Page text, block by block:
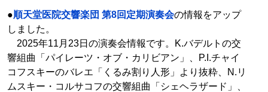
●順天堂医院交響楽団 第8回定期演奏会の情報をアップ
しました。
2025年11月23日の演奏会情報です。K.バデルトの交
響組曲「パイレーツ・オブ・カリビアン」、P.I.チャイ
コフスキーのバレエ「くるみ割り人形」より抜粋、N.リ
ムスキー・コルサコフの交響組曲「シェヘラザード」、